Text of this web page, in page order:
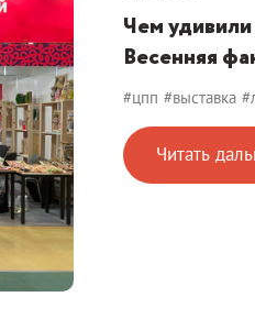
Чем
Весенняя
#цпп #выставка
Читать